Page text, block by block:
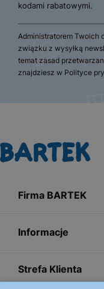
kodami rabatowymi.
Administratorem Twoich
związku z wysyłką
temat zasad
znajdziesz w Polityce
Firma BARTEK
Informacje
Strefa Klienta